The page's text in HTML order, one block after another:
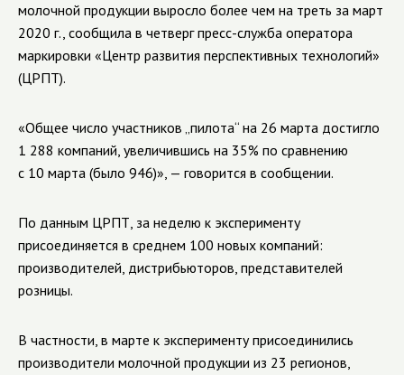
молочной продукции выросло более чем на треть за март
2020 г., сообщила в четверг пресс-служба оператора
маркировки «Центр развития перспективных технологий»
(ЦРПТ).
«Общее число участников „пилота“ на 26 марта достигло
1 288 компаний, увеличившись на 35% по сравнению
с 10 марта (было 946)», — говорится в сообщении.
По данным ЦРПТ, за неделю к эксперименту
присоединяется в среднем 100 новых компаний:
производителей, дистрибьюторов, представителей
розницы.
В частности, в марте к эксперименту присоединились
производители молочной продукции из 23 регионов,